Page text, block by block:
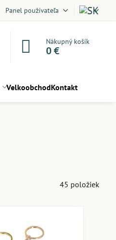
Panel používateľa
Nákupný košík
0 €
VelkoobchodKontakt
45 položiek